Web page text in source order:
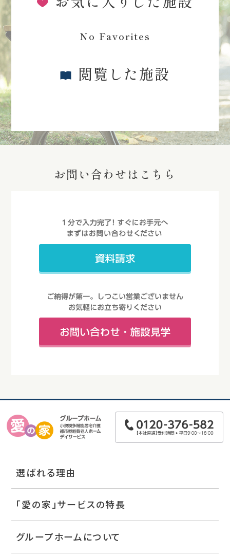
No Favorites
閲覧した施設
お問い合わせはこちら
選ばれる理由
「愛の家」サービスの特長
グループホームについて